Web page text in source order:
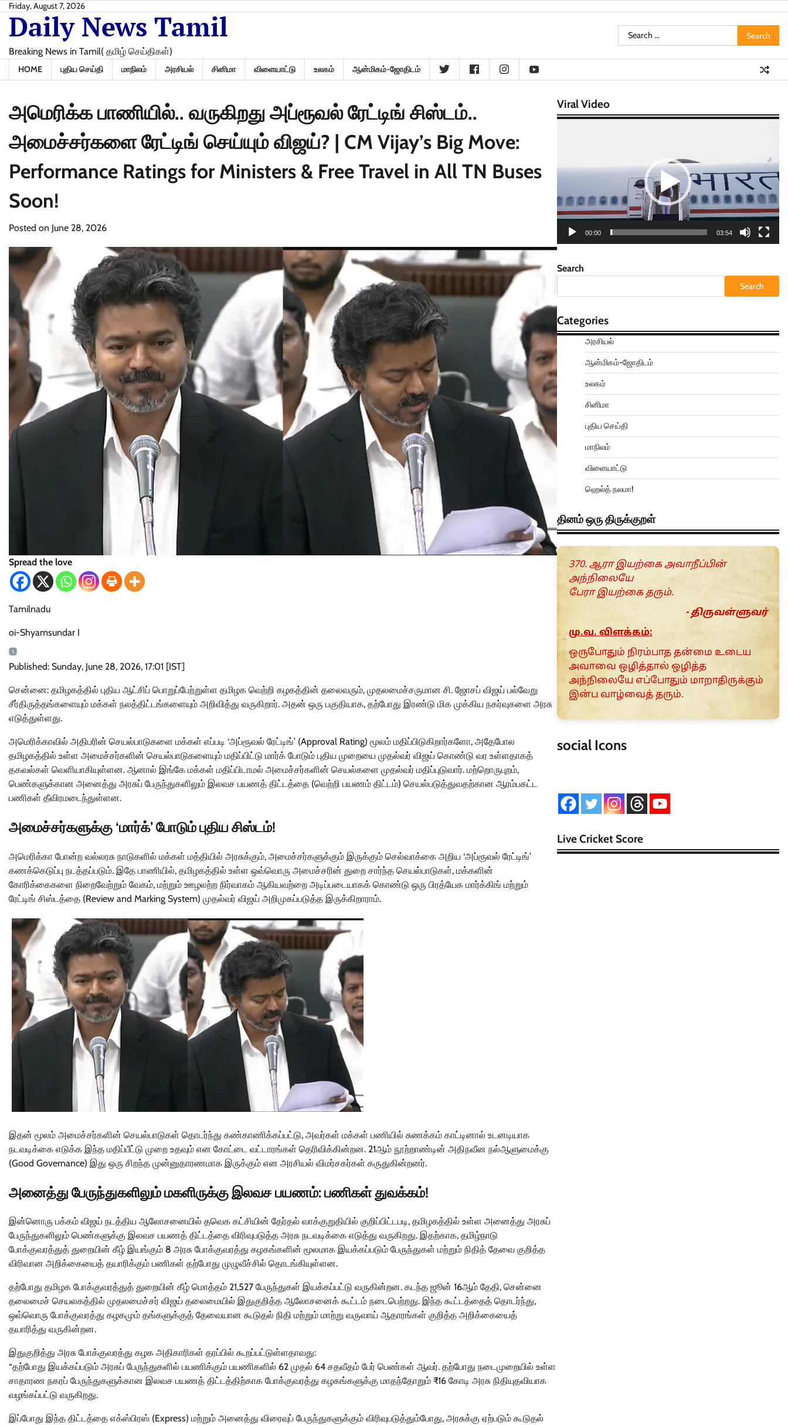
Skip
content
Friday, August 7, 2026
Daily News Tamil
Breaking News in Tamil( தமிழ் செய்திகள்)
Search
for:
HOME புதிய செய்தி மாநிலம் அரசியல் சினிமா விளையாட்டு உலகம் ஆன்மிகம்-ஜோதிடம்
அமெரிக்க பாணியில்.. வருகிறது அப்ரூவல் ரேட்டிங் சிஸ்டம்..
அமைச்சர்களை ரேட்டிங் செய்யும் விஜய்? | CM Vijay’s Big Move:
Performance Ratings for Ministers & Free Travel in All TN Buses
Soon!
Posted on June 28, 2026
Spread the love
Tamilnadu
oi-Shyamsundar I
Published: Sunday, June 28, 2026, 17:01 [IST]
சென்னை: தமிழகத்தில் புதிய ஆட்சிப் பொறுப்பேற்றுள்ள தமிழக வெற்றி கழகத்தின் தலைவரும், முதலமைச்சருமான சி. ஜோசப் விஜய் பல்வேறு
சீர்திருத்தங்களையும் மக்கள் நலத்திட்டங்களையும் அறிவித்து வருகிறார். அதன் ஒரு பகுதியாக, தற்போது இரண்டு மிக முக்கிய நகர்வுகளை அரசு
எடுத்துள்ளது.
அமெரிக்காவில் அதிபரின் செயல்பாடுகளை மக்கள் எப்படி ‘அப்ரூவல் ரேட்டிங்’ (Approval Rating) மூலம் மதிப்பிடுகிறார்களோ, அதேபோல
தமிழகத்தில் உள்ள அமைச்சர்களின் செயல்பாடுகளையும் மதிப்பிட்டு மார்க் போடும் புதிய முறையை முதல்வர் விஜய் கொண்டு வர உள்ளதாகத்
தகவல்கள் வெளியாகியுள்ளன. ஆனால் இங்கே மக்கள் மதிப்பிடாமல் அமைச்சர்களின் செயல்களை முதல்வர் மதிப்புடுவார். மற்றொருபுறம்,
பெண்களுக்கான அனைத்து அரசுப் பேருந்துகளிலும் இலவச பயணத் திட்டத்தை (வெற்றி பயணம் திட்டம்) செயல்படுத்துவதற்கான ஆரம்பகட்ட
பணிகள் தீவிரமடைந்துள்ளன.
அமைச்சர்களுக்கு ‘மார்க்’ போடும் புதிய சிஸ்டம்!
அமெரிக்கா போன்ற வல்லரசு நாடுகளில் மக்கள் மத்தியில் அரசுக்கும், அமைச்சர்களுக்கும் இருக்கும் செல்வாக்கை அறிய ‘அப்ரூவல் ரேட்டிங்’
கணக்கெடுப்பு நடத்தப்படும். இதே பாணியில், தமிழகத்தில் உள்ள ஒவ்வொரு அமைச்சரின் துறை சார்ந்த செயல்பாடுகள், மக்களின்
கோரிக்கைகளை நிறைவேற்றும் வேகம், மற்றும் ஊழலற்ற நிர்வாகம் ஆகியவற்றை அடிப்படையாகக் கொண்டு ஒரு பிரத்யேக மார்க்கிங் மற்றும்
ரேட்டிங் சிஸ்டத்தை (Review and Marking System) முதல்வர் விஜய் அறிமுகப்படுத்த இருக்கிறாராம்.
இதன் மூலம் அமைச்சர்களின் செயல்பாடுகள் தொடர்ந்து கண்காணிக்கப்பட்டு, அவர்கள் மக்கள் பணியில் சுணக்கம் காட்டினால் உடனடியாக
நடவடிக்கை எடுக்க இந்த மதிப்பீட்டு முறை உதவும் என கோட்டை வட்டாரங்கள் தெரிவிக்கின்றன. 21ஆம் நூற்றாண்டின் அதிநவீன நல்ஆளுமைக்கு
(Good Governance) இது ஒரு சிறந்த முன்னுதாரணமாக இருக்கும் என அரசியல் விமர்சகர்கள் கருதுகின்றனர்.
அனைத்து பேருந்துகளிலும் மகளிருக்கு இலவச பயணம்: பணிகள் துவக்கம்!
இன்னொரு பக்கம் விஜய் நடத்திய ஆலோசனையில் தவெக கட்சியின் தேர்தல் வாக்குறுதியில் குறிப்பிட்டபடி, தமிழகத்தில் உள்ள அனைத்து அரசுப்
பேருந்துகளிலும் பெண்களுக்கு இலவச பயணத் திட்டத்தை விரிவுபடுத்த அரசு நடவடிக்கை எடுத்து வருகிறது. இதற்காக, தமிழ்நாடு
போக்குவரத்துத் துறையின் கீழ் இயங்கும் 8 அரசு போக்குவரத்து கழகங்களின் மூலமாக இயக்கப்படும் பேருந்துகள் மற்றும் நிதித் தேவை குறித்த
விரிவான அறிக்கையைத் தயாரிக்கும் பணிகள் தற்போது முழுவீச்சில் தொடங்கியுள்ளன.
தற்போது தமிழக போக்குவரத்துத் துறையின் கீழ் மொத்தம் 21,527 பேருந்துகள் இயக்கப்பட்டு வருகின்றன. கடந்த ஜூன் 16ஆம் தேதி, சென்னை
தலைமைச் செயலகத்தில் முதலமைச்சர் விஜய் தலைமையில் இதுகுறித்த ஆலோசனைக் கூட்டம் நடைபெற்றது. இந்த கூட்டத்தைத் தொடர்ந்து,
ஒவ்வொரு போக்குவரத்து கழகமும் தங்களுக்குத் தேவையான கூடுதல் நிதி மற்றும் மாற்று வருவாய் ஆதாரங்கள் குறித்த அறிக்கையைத்
தயாரித்து வருகின்றன.
இதுகுறித்து அரசு போக்குவரத்து கழக அதிகாரிகள் தரப்பில் கூறப்பட்டுள்ளதாவது:
“தற்போது இயக்கப்படும் அரசுப் பேருந்துகளில் பயணிக்கும் பயணிகளில் 62 முதல் 64 சதவீதம் பேர் பெண்கள் ஆவர். தற்போது நடைமுறையில் உள்ள
சாதாரண நகரப் பேருந்துகளுக்கான இலவச பயணத் திட்டத்திற்காக போக்குவரத்து கழகங்களுக்கு மாதந்தோறும் ₹16 கோடி அரசு நிதியுதவியாக
வழங்கப்பட்டு வருகிறது.
இப்போது இந்த திட்டத்தை எக்ஸ்பிரஸ் (Express) மற்றும் அனைத்து விரைவுப் பேருந்துகளுக்கும் விரிவுபடுத்தும்போது, அரசுக்கு ஏற்படும் கூடுதல்
Viral Video
00:00 03:54
Search
Search
Categories
அரசியல்
ஆன்மிகம்-ஜோதிடம்
உலகம்
சினிமா
புதிய செய்தி
மாநிலம்
விளையாட்டு
ஹெல்த் நலமா!
தினம் ஒரு திருக்குறள்
370. ஆரா இயற்கை அவாநீப்பின்
அந்நிலையே
பேரா இயற்கை தரும்.
- திருவள்ளுவர்
மு.வ. விளக்கம்:
ஒருபோதும் நிரம்பாத தன்மை உடைய
அவாவை ஒழித்தால் ஒழித்த
அந்நிலையே எப்போதும் மாறாதிருக்கும்
இன்ப வாழ்வைத் தரும்.
social Icons
Live Cricket Score